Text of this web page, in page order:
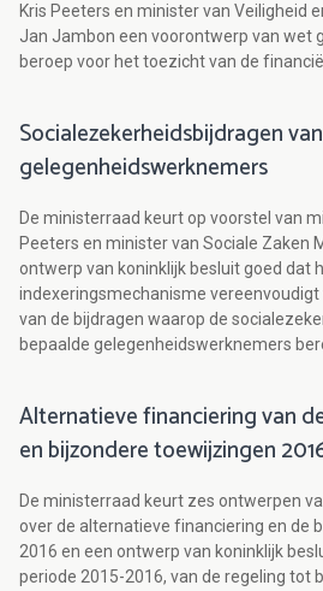
Kris Peeters en minister van Veiligheid
Jan Jambon een voorontwerp van wet
beroep voor het toezicht van de
Socialezekerheidsbijdragen
gelegenheidswerknemers
De ministerraad keurt op voorstel van
Peeters en minister van Sociale Zaken
ontwerp van koninklijk besluit goed dat
indexeringsmechanisme vereenvoudigt
van de bijdragen waarop de
bepaalde gelegenheidswerknemers
Alternatieve financiering van
en bijzondere toewijzingen
De ministerraad keurt zes ontwerpen
over de alternatieve financiering en de
2016 en een ontwerp van koninklijk
periode 2015-2016, van de regeling tot